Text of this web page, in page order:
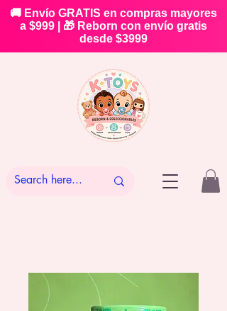
🚚 Envío GRATIS en compras mayores
a $999 | 🎁 Reborn con envío gratis
desde $3999